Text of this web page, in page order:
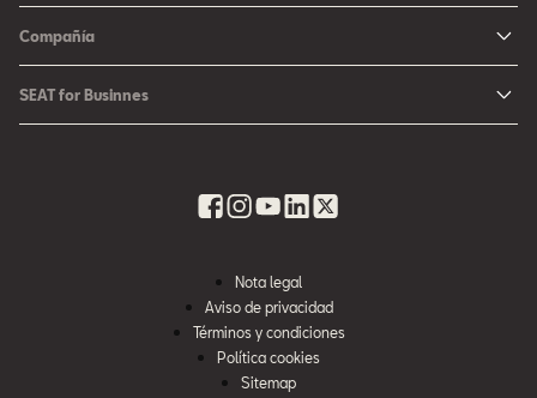
Ateca
Promociones
Fichas Técnicas
Ubica tu Concesionaria SEAT
SEAT Usados Certificados
Campaña Bolsas de Aire
Promociones Servicio SEAT
Seguro de autopartes SEAT
Compañía
Cultura urbana
SEAT for Businnes
Nota legal
Aviso de privacidad
Términos y condiciones
Política cookies
Sitemap